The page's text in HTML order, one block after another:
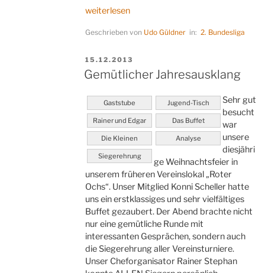
„Das
Unentschieden“
weiterlesen
Geschrieben von Udo Güldner in:2. Bundesliga
VERÖFFENTLICHT
AM
15.12.2013
Gemütlicher Jahresausklang
Gaststube Jugend-Tisch
Rainer und Edgar Das Buffet
Die Kleinen Analyse
Siegerehrung
Sehr gut
besucht
war
unsere
diesjähri
ge Weihnachtsfeier in
unserem früheren Vereinslokal „Roter
Ochs“. Unser Mitglied Konni Scheller hatte
uns ein erstklassiges und sehr vielfältiges
Buffet gezaubert. Der Abend brachte nicht
nur eine gemütliche Runde mit
interessanten Gesprächen, sondern auch
die Siegerehrung aller Vereinsturniere.
Unser Cheforganisator Rainer Stephan